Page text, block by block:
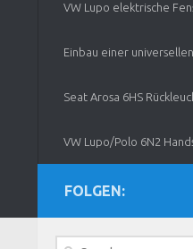
VW Lupo elektrische
Einbau einer
Seat Arosa 6HS
VW Lupo/Polo 6N2
FOLGEN: